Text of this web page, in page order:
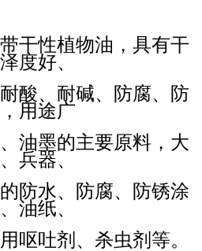
干性植物油，具有干
度好、
酸、耐碱、防腐、防
用途广
油墨的主要原料，大
兵器、
防水、防腐、防锈涂
油纸、
呕吐剂、杀虫剂等。